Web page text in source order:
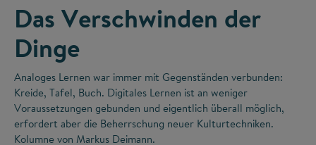
Das Verschwinden der
Dinge
Analoges Lernen war immer mit Gegenständen verbunden:
Kreide, Tafel, Buch. Digitales Lernen ist an weniger
Voraussetzungen gebunden und eigentlich überall möglich,
erfordert aber die Beherrschung neuer Kulturtechniken.
Kolumne von Markus Deimann.